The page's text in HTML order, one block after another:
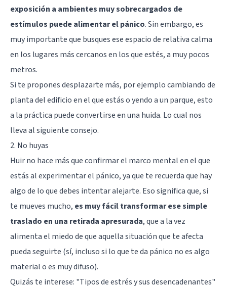
exposición a ambientes muy sobrecargados de
estímulos puede alimentar el pánico. Sin embargo, es
muy importante que busques ese espacio de relativa calma
en los lugares más cercanos en los que estés, a muy pocos
metros.
Si te propones desplazarte más, por ejemplo cambiando de
planta del edificio en el que estás o yendo a un parque, esto
a la práctica puede convertirse en una huida. Lo cual nos
lleva al siguiente consejo.
2. No huyas
Huir no hace más que confirmar el marco mental en el que
estás al experimentar el pánico, ya que te recuerda que hay
algo de lo que debes intentar alejarte. Eso significa que, si
te mueves mucho, es muy fácil transformar ese simple
traslado en una retirada apresurada, que a la vez
alimenta el miedo de que aquella situación que te afecta
pueda seguirte (sí, incluso si lo que te da pánico no es algo
material o es muy difuso).
Quizás te interese: "Tipos de estrés y sus desencadenantes"